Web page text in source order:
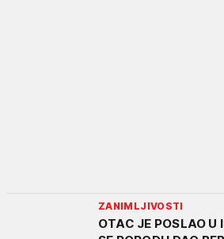
ZANIMLJIVOSTI
OTAC JE POSLAO U